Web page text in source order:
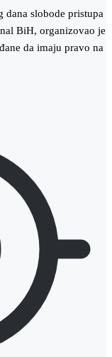
dana slobode pristupa
BiH, organizovao je
da imaju pravo na